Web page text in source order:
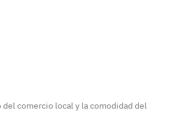
comercio local y la comodidad del